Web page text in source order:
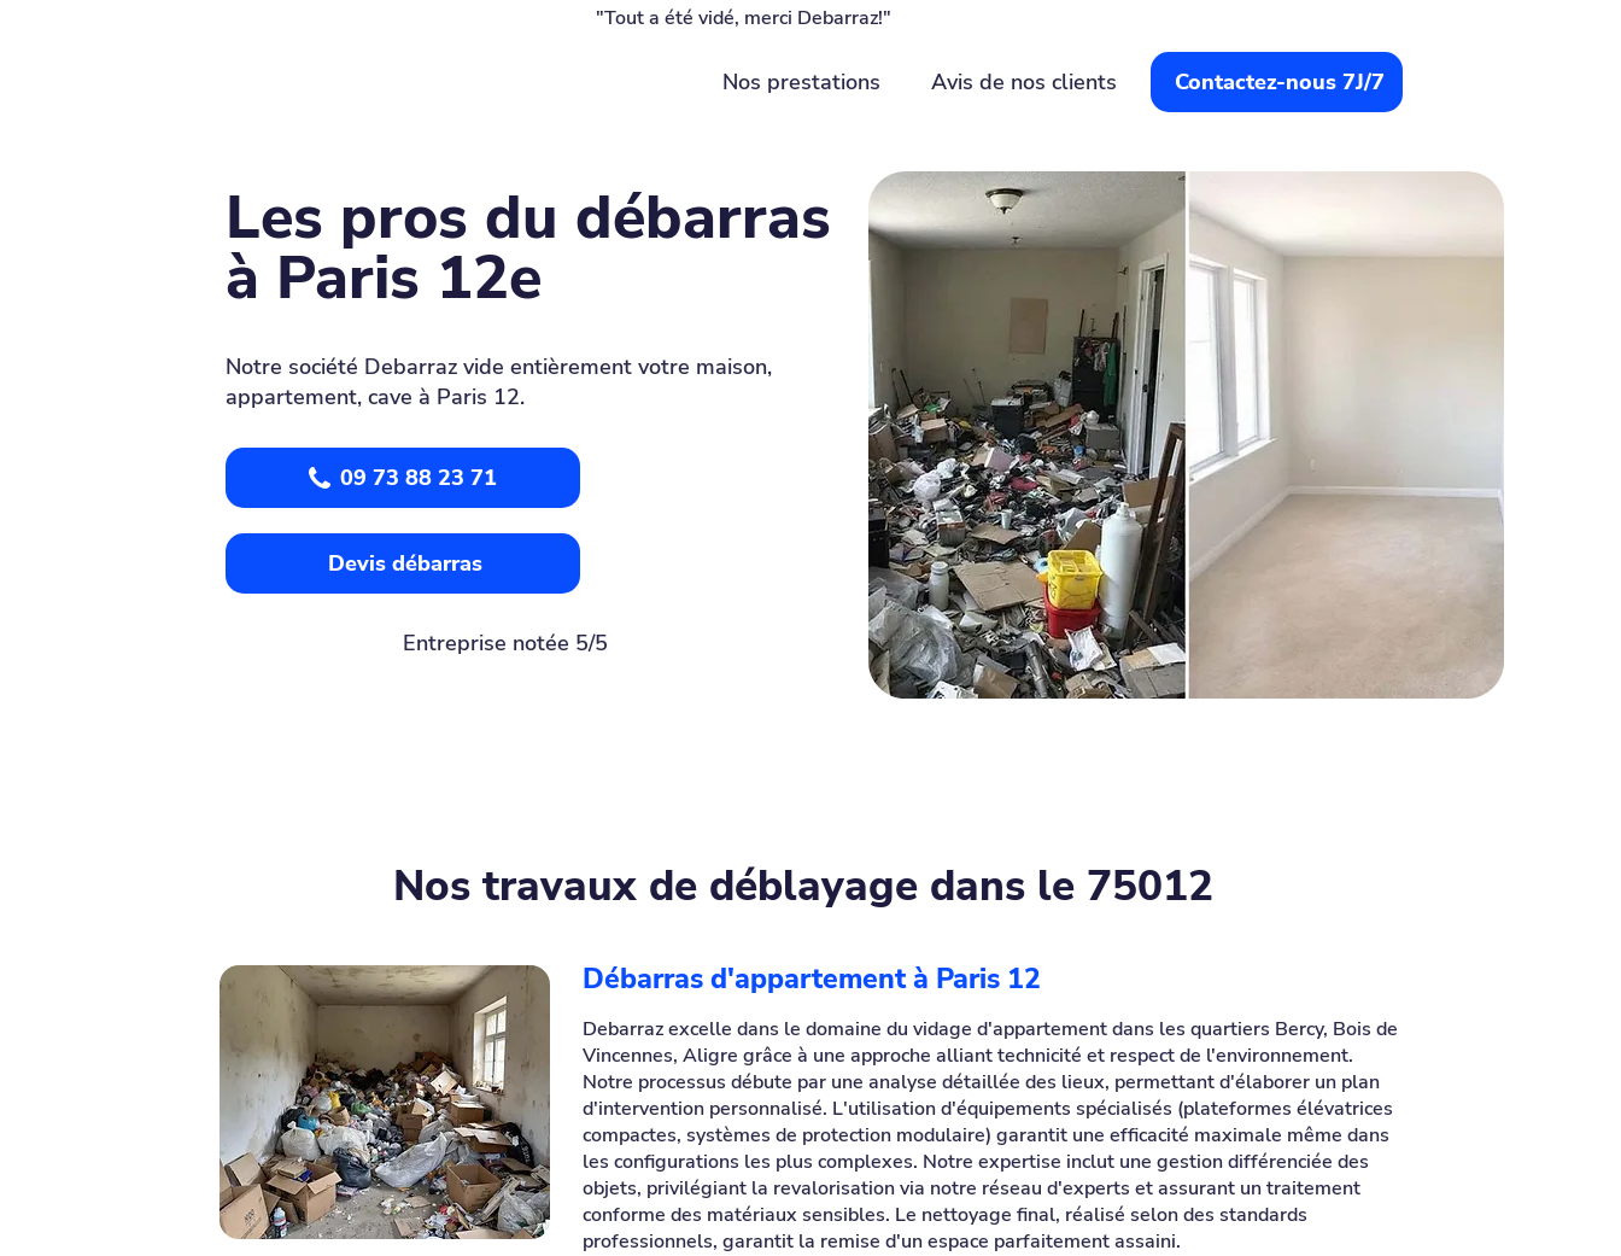
"Tout a été vidé, merci Debarraz!"
Nos prestations Avis de nos clients Contactez-nous 7J/7
Les pros du débarras
à Paris 12e
Notre société Debarraz vide entièrement votre maison,
appartement, cave à Paris 12.
09 73 88 23 71
Devis débarras
Entreprise notée 5/5
Nos travaux de déblayage dans le 75012
Débarras d'appartement à Paris 12
Debarraz excelle dans le domaine du vidage d'appartement dans les quartiers Bercy, Bois de
Vincennes, Aligre grâce à une approche alliant technicité et respect de l'environnement.
Notre processus débute par une analyse détaillée des lieux, permettant d'élaborer un plan
d'intervention personnalisé. L'utilisation d'équipements spécialisés (plateformes élévatrices
compactes, systèmes de protection modulaire) garantit une efficacité maximale même dans
les configurations les plus complexes. Notre expertise inclut une gestion différenciée des
objets, privilégiant la revalorisation via notre réseau d'experts et assurant un traitement
conforme des matériaux sensibles. Le nettoyage final, réalisé selon des standards
professionnels, garantit la remise d'un espace parfaitement assaini.